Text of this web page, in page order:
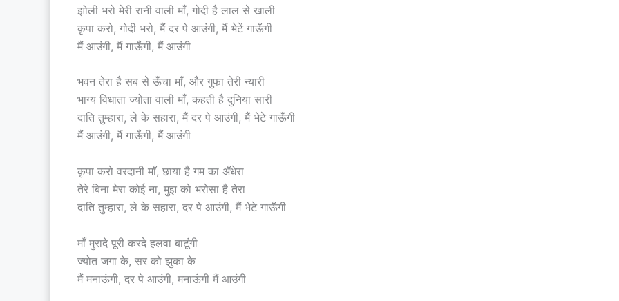
झोली भरो मेरी रानी वाली माँ, गोदी है लाल से खाली
कृपा करो, गोदी भरो, मैं दर पे आउंगी, मैं भेटें गाऊँगी
मैं आउंगी, मैं गाऊँगी, मैं आउंगी
भवन तेरा है सब से ऊँचा माँ, और गुफा तेरी न्यारी
भाग्य विधाता ज्योता वाली माँ, कहती है दुनिया सारी
दाति तुम्हारा, ले के सहारा, मैं दर पे आउंगी, मैं भेटे गाऊँगी
मैं आउंगी, मैं गाऊँगी, मैं आउंगी
कृपा करो वरदानी माँ, छाया है गम का अँधेरा
तेरे बिना मेरा कोई ना, मुझ को भरोसा है तेरा
दाति तुम्हारा, ले के सहारा, दर पे आउंगी, मैं भेटे गाऊँगी
माँ मुरादे पूरी करदे हलवा बाटूंगी
ज्योत जगा के, सर को झुका के
मैं मनाऊंगी, दर पे आउंगी, मनाऊंगी मैं आउंगी